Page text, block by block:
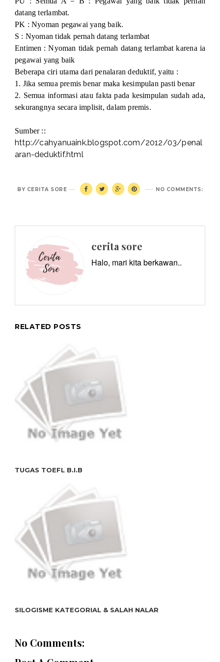
datang terlambat.
PK : Nyoman pegawai yang baik.
S : Nyoman tidak pernah datang terlambat
Entimen : Nyoman tidak pernah datang terlambat karena ia
pegawai yang baik
Beberapa ciri utama dari penalaran deduktif, yaitu :
1. Jika semua premis benar maka kesimpulan pasti benar
2. Semua informasi atau fakta pada kesimpulan sudah ada,
sekurangnya secara implisit, dalam premis.
Sumber ::
http://cahyanuaink.blogspot.com/2012/03/penal
aran-deduktif.html
NO COMMENTS:
BY CERITA SORE
cerita sore
Halo, mari kita berkawan..
RELATED POSTS
TUGAS TOEFL B.I.B
SILOGISME KATEGORIAL & SALAH NALAR
No Comments: